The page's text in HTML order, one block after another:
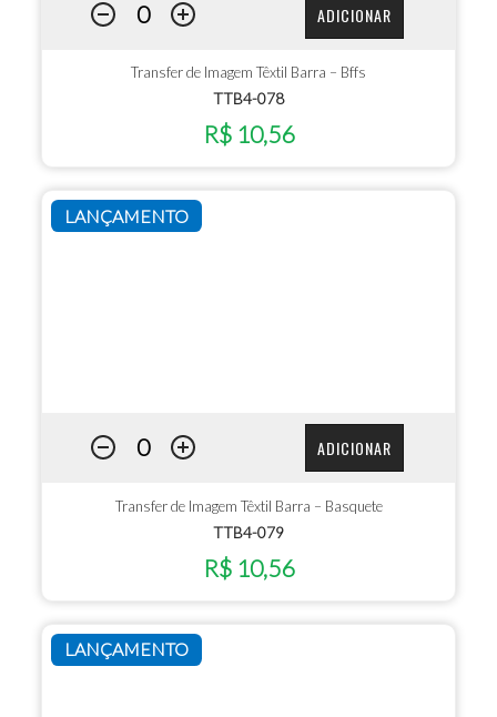
ADICIONAR
Transfer de Imagem Têxtil Barra – Bffs
TTB4-078
R$ 10,56
LANÇAMENTO
ADICIONAR
Transfer de Imagem Têxtil Barra – Basquete
TTB4-079
R$ 10,56
LANÇAMENTO